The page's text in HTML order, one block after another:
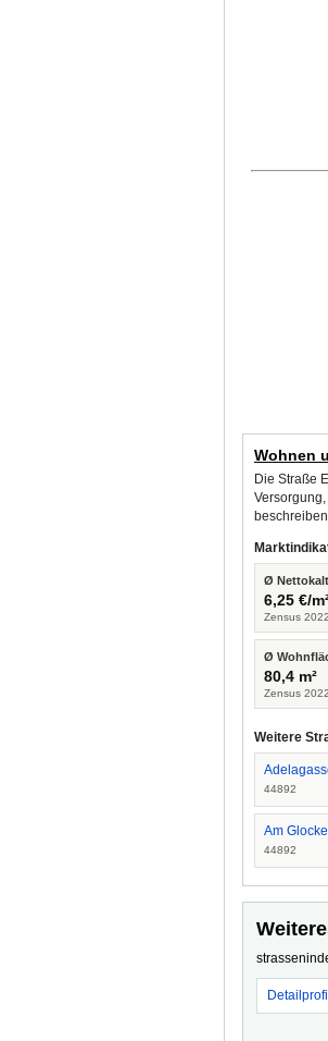
Wohnen
Die Straße
Ø
6,25 €/
Zensus 2022
Ø
80,4 m²
Zensus 2022
Weitere
44892
Am
44892